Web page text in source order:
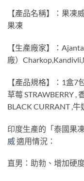
【產品名稱】：果凍
果凍
【生產廠家】：
廠）
【產品規格】：1盒7
草莓 STRAWBERRY ,
BLACK CURRANT ,牛
印度生產的「泰國果
威適用情況：
直男：助勃、增加硬